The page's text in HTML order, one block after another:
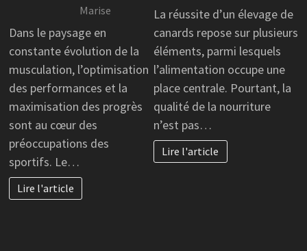
Marise
Dans le paysage en
constante évolution de la
musculation, l’optimisation
des performances et la
maximisation des progrès
sont au cœur des
préoccupations des
sportifs. Le…
Lire l'article
La réussite d’un élevage de
canards repose sur plusieurs
éléments, parmi lesquels
l’alimentation occupe une
place centrale. Pourtant, la
qualité de la nourriture
n’est pas…
Lire l'article